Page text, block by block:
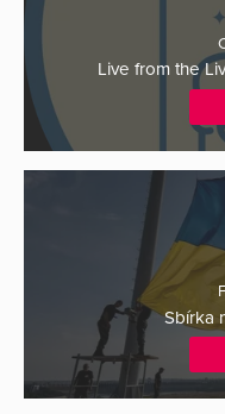
Live from the
Sbírka